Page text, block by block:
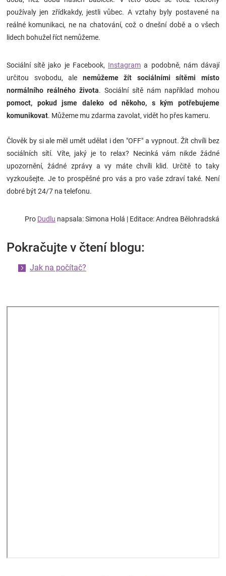
používaly jen zřídkakdy, jestli vůbec. A vztahy byly postavené na
reálné komunikaci, ne na chatování, což o dnešní době a o všech
lidech bohužel říct nemůžeme.
Sociální sítě jako je Facebook, Instagram a podobně, nám dávají
určitou svobodu, ale nemůžeme žít sociálními sítěmi místo
normálního reálného života. Sociální sítě nám například mohou
pomoct, pokud jsme daleko od někoho, s kým potřebujeme
komunikovat. Můžeme mu zdarma zavolat, vidět ho přes kameru.
Člověk by si ale měl umět udělat i den "OFF" a vypnout. Žít chvíli bez
sociálních sítí. Víte, jaký je to relax? Necinká vám nikde žádné
upozornění, žádné zprávy a vy máte chvíli klid. Určitě to taky
vyzkoušejte. Je to prospěšné pro vás a pro vaše zdraví také. Není
dobré být 24/7 na telefonu.
Pro Dudlu napsala: Simona Holá | Editace: Andrea Bělohradská
Pokračujte v čtení blogu:
Jak na počítač?